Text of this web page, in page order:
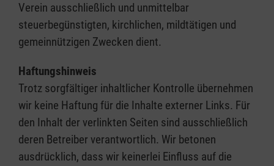
Verein ausschließlich und unmittelbar
steuerbegünstigten, kirchlichen, mildtätigen und
gemeinnützigen Zwecken dient.
Haftungshinweis
Trotz sorgfältiger inhaltlicher Kontrolle übernehmen
wir keine Haftung für die Inhalte externer Links. Für
den Inhalt der verlinkten Seiten sind ausschließlich
deren Betreiber verantwortlich. Wir betonen
ausdrücklich, dass wir keinerlei Einfluss auf die